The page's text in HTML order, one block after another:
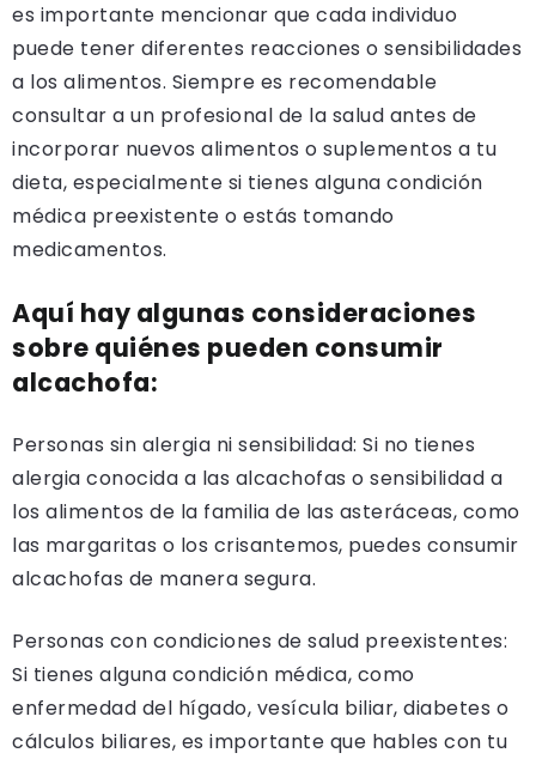
es importante mencionar que cada individuo
puede tener diferentes reacciones o sensibilidades
a los alimentos. Siempre es recomendable
consultar a un profesional de la salud antes de
incorporar nuevos alimentos o suplementos a tu
dieta, especialmente si tienes alguna condición
médica preexistente o estás tomando
medicamentos.
Aquí hay algunas consideraciones
sobre quiénes pueden consumir
alcachofa:
Personas sin alergia ni sensibilidad: Si no tienes
alergia conocida a las alcachofas o sensibilidad a
los alimentos de la familia de las asteráceas, como
las margaritas o los crisantemos, puedes consumir
alcachofas de manera segura.
Personas con condiciones de salud preexistentes:
Si tienes alguna condición médica, como
enfermedad del hígado, vesícula biliar, diabetes o
cálculos biliares, es importante que hables con tu